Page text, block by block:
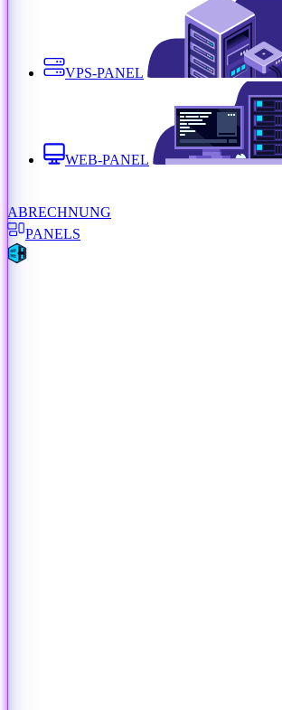
VPS-PANEL
WEB-PANEL
ABRECHNUNG
PANELS